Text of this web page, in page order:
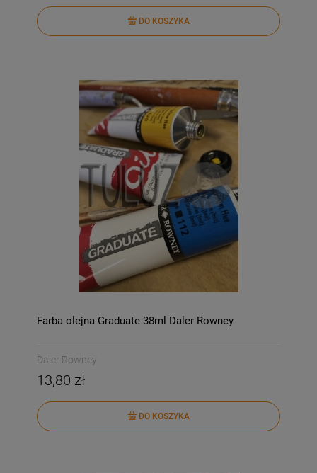
DO KOSZYKA
Farba olejna Graduate 38ml Daler Rowney
Daler Rowney
13,80 zł
DO KOSZYKA